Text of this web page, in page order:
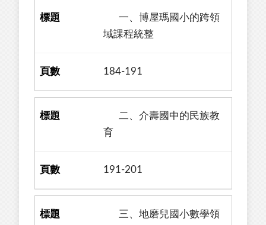
一、博屋瑪國小的跨領
域課程統整
184-191
二、介壽國中的民族教
育
191-201
三、地磨兒國小數學領